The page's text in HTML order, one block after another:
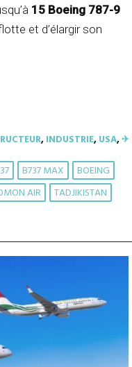
15 Boeing 787-9
et d’élargir son
,INDUSTRIE,USA,✈︎
B737 MAX
BOEING
AIR
TADJIKISTAN